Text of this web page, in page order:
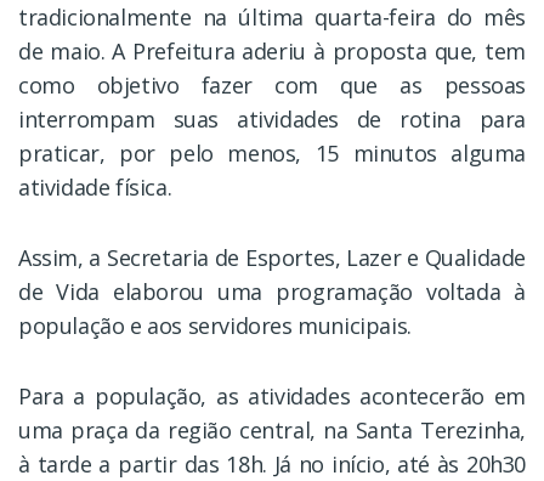
tradicionalmente na última quarta-feira do mês
de maio. A Prefeitura aderiu à proposta que, tem
como objetivo fazer com que as pessoas
interrompam suas atividades de rotina para
praticar, por pelo menos, 15 minutos alguma
atividade física.
Assim, a Secretaria de Esportes, Lazer e Qualidade
de Vida elaborou uma programação voltada à
população e aos servidores municipais.
Para a população, as atividades acontecerão em
uma praça da região central, na Santa Terezinha,
à tarde a partir das 18h. Já no início, até às 20h30